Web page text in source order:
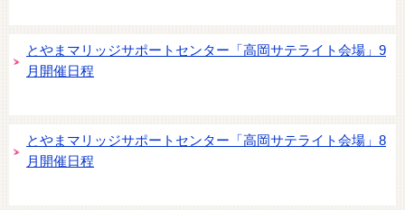
とやまマリッジサポートセンター「高岡サテライト会場」9
月開催日程
とやまマリッジサポートセンター「高岡サテライト会場」8
月開催日程